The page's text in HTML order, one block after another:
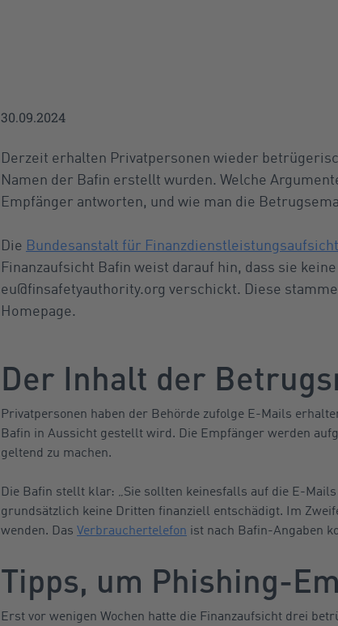
30.09.2024
Derzeit erhalten Privatpersonen wieder
Namen der Bafin erstellt wurden. Welche
Empfänger antworten, und wie man die
Die Bundesanstalt für Finanzdienstleistungsaufsicht
Finanzaufsicht Bafin weist darauf hin, dass sie
eu@finsafetyauthority.org verschickt. Diese
Homepage.
Der Inhalt der
Privatpersonen haben der Behörde zufolge E-Mails
Bafin in Aussicht gestellt wird. Die Empfänger werden
geltend zu machen.
Die Bafin stellt klar: „Sie sollten keinesfalls auf die E-
grundsätzlich keine Dritten finanziell entschädigt. Im
wenden. Das Verbrauchertelefon ist nach Bafin-Angaben
Tipps, um Phishing-
Erst vor wenigen Wochen hatte die Finanzaufsicht drei